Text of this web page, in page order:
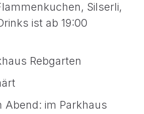
Silserli,
ist ab 19:00
Rebgarten
Abend: im Parkhaus